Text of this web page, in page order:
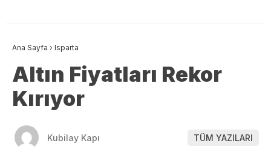
Ana Sayfa › Isparta
Altın Fiyatları Rekor
Kırıyor
Kubilay Kapı TÜM YAZILARI